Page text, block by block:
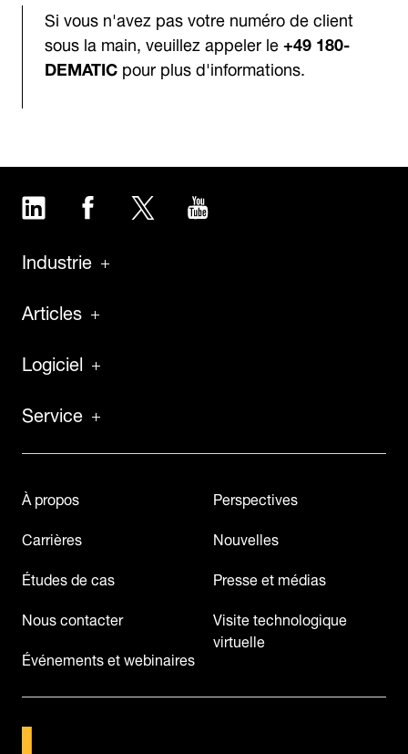
Si vous n'avez pas votre numéro de client
sous la main, veuillez appeler le+49 180-
DEMATICpour plus d'informations.
LinkedIn Facebook Twitter
Industrie
Articles
Logiciel
Service
À propos
Carrières
Études de cas
Nous contacter
Événements et webinaires
Perspectives
Nouvelles
Presse et médias
Visite technologique
virtuelle